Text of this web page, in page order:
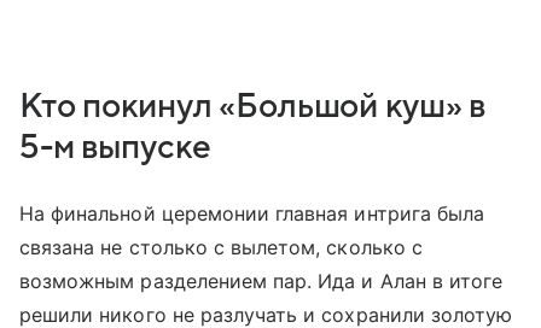
Кто покинул «Большой куш» в
5-м выпуске
На финальной церемонии главная интрига была
связана не столько с вылетом, сколько с
возможным разделением пар. Ида и Алан в итоге
решили никого не разлучать и сохранили золотую